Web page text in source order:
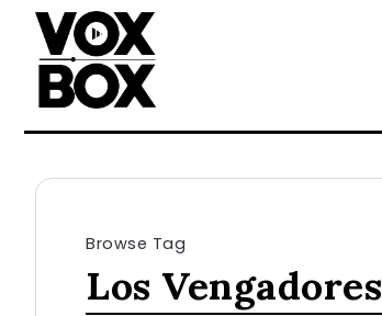
Browse Tag
Los Vengadores